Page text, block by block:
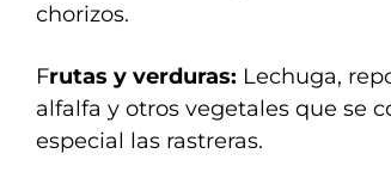
chorizos.
Frutas y verduras: Lechuga,
alfalfa y otros vegetales que se
especial las rastreras.